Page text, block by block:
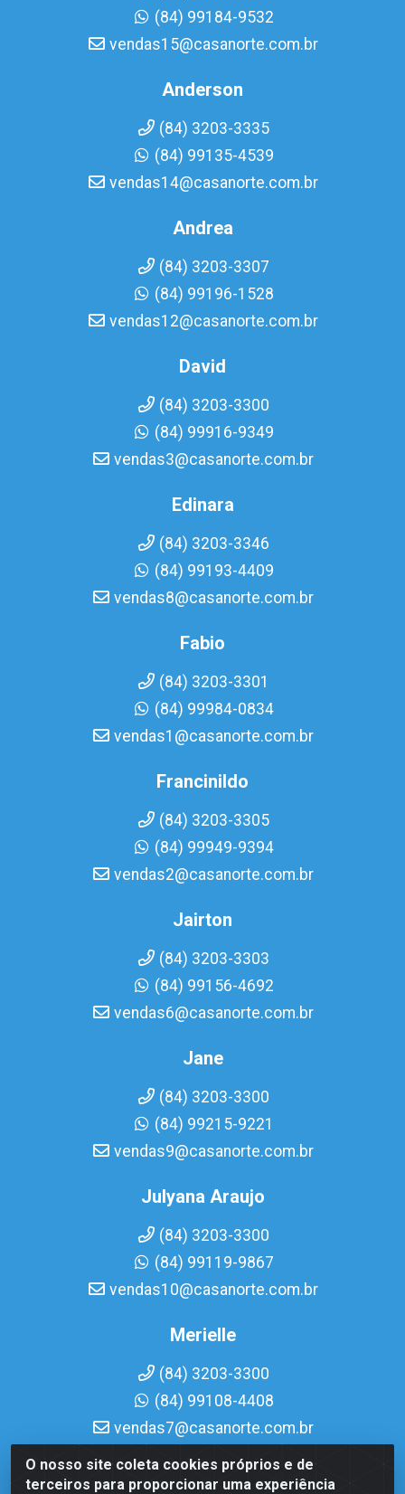
O nosso site coleta cookies próprios e de
terceiros para proporcionar uma experiência
(84) 99184-9532
vendas15@casanorte.com.br
Anderson
(84) 3203-3335
(84) 99135-4539
vendas14@casanorte.com.br
Andrea
(84) 3203-3307
(84) 99196-1528
vendas12@casanorte.com.br
David
(84) 3203-3300
(84) 99916-9349
vendas3@casanorte.com.br
Edinara
(84) 3203-3346
(84) 99193-4409
vendas8@casanorte.com.br
Fabio
(84) 3203-3301
(84) 99984-0834
vendas1@casanorte.com.br
Francinildo
(84) 3203-3305
(84) 99949-9394
vendas2@casanorte.com.br
Jairton
(84) 3203-3303
(84) 99156-4692
vendas6@casanorte.com.br
Jane
(84) 3203-3300
(84) 99215-9221
vendas9@casanorte.com.br
Julyana Araujo
(84) 3203-3300
(84) 99119-9867
vendas10@casanorte.com.br
Merielle
(84) 3203-3300
(84) 99108-4408
vendas7@casanorte.com.br
Casa Norte LTDA - Av. Interventor Mário Câmara, 1815 -